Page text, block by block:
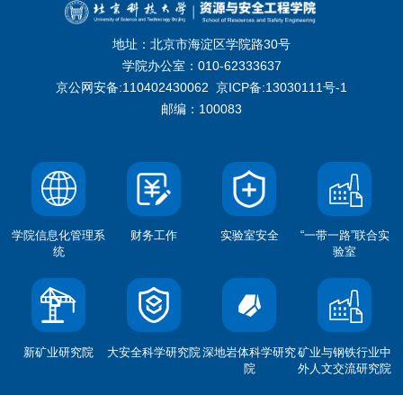
地址：北京市海淀区学院路30号
学院办公室：010-62333637
京公网安备:110402430062 京ICP备:13030111号-1
邮编：100083
学院信息化管理系
统
财务工作 实验室安全
“一带一路”联合实
验室
新矿业研究院 大安全科学研究院深地岩体科学研究
院
矿业与钢铁行业中
外人文交流研究院